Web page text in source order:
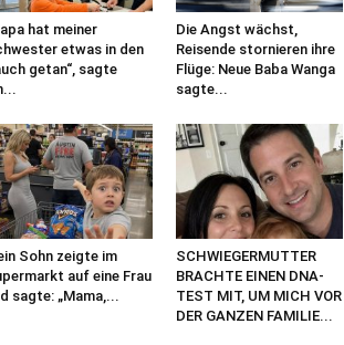
hat meiner
etwas in den
getan“, sagte
Die Angst wächst,
Reisende stornieren ihre
Flüge: Neue Baba Wanga
sagte...
Sohn zeigte im
auf eine Frau
sagte: „Mama,...
SCHWIEGERMUTTER
BRACHTE EINEN DNA-
TEST MIT, UM MICH VOR
DER GANZEN FAMILIE...